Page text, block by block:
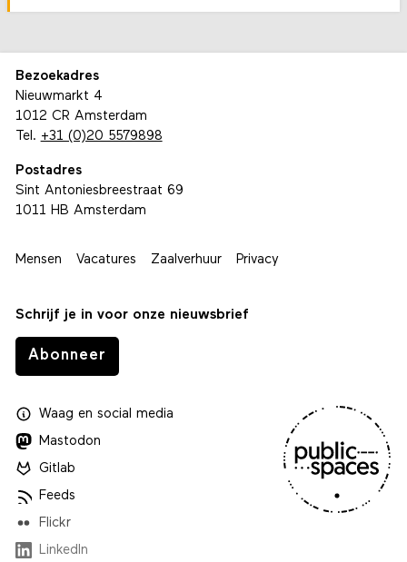
Bezoekadres
Nieuwmarkt 4
1012 CR Amsterdam
Tel. +31 (0)20 5579898
Postadres
Sint Antoniesbreestraat 69
1011 HB Amsterdam
Mensen Vacatures Zaalverhuur Privacy
Schrijf je in voor onze nieuwsbrief
Abonneer
Waagen social media
Mastodon
Gitlab
Feeds
Flickr
LinkedIn